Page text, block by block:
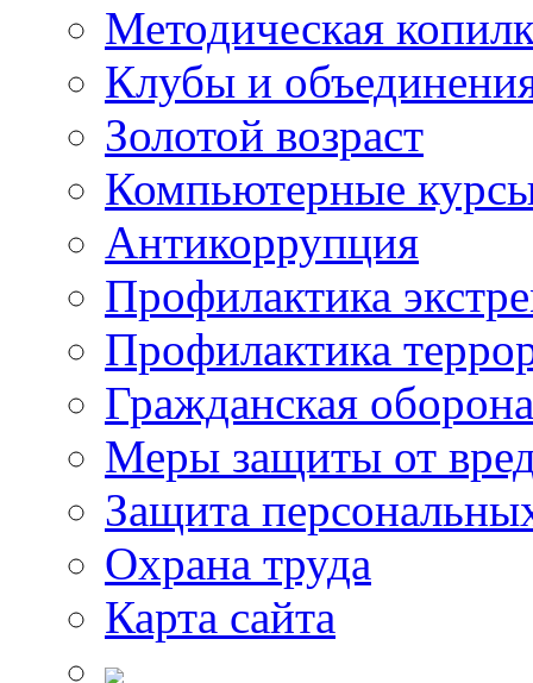
Методическая
Клубы и
Золотой возраст
Компьютерные
Антикоррупция
Профилактика
Профилактика
Гражданская оборона
Меры защиты от
Защита
Охрана труда
Карта сайта